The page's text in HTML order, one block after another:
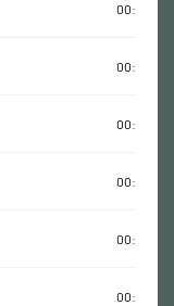
00:42:33
00:50:35
00:40:08
00:36:05
00:38:25
00:35:45